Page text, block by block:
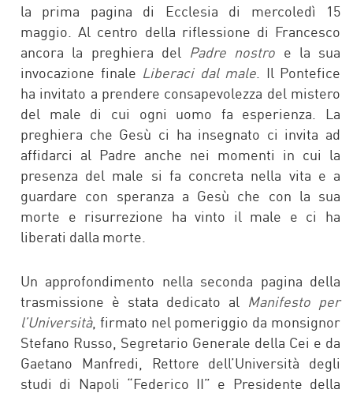
la prima pagina di Ecclesia di mercoledì 15
maggio. Al centro della riflessione di Francesco
ancora la preghiera del Padre nostro e la sua
invocazione finale Liberaci dal male . Il Pontefice
ha invitato a prendere consapevolezza del mistero
del male di cui ogni uomo fa esperienza. La
preghiera che Gesù ci ha insegnato ci invita ad
affidarci al Padre anche nei momenti in cui la
presenza del male si fa concreta nella vita e a
guardare con speranza a Gesù che con la sua
morte e risurrezione ha vinto il male e ci ha
liberati dalla morte.
Un approfondimento nella seconda pagina della
trasmissione è stata dedicato al Manifesto per
l’Università, firmato nel pomeriggio da monsignor
Stefano Russo, Segretario Generale della Cei e da
Gaetano Manfredi, Rettore dell’Università degli
studi di Napoli “Federico II” e Presidente della